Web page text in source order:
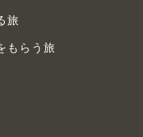
旅
もらう旅